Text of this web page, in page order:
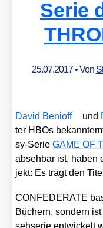
Serie
25.07.2017• Von
David Benioff und
ter HBOs
sy-SerieGAME OF
abseh­bar ist, haben
jekt: Es trägt den
CONFEDERATE
Büchern, son­dern
seh­se­rie ent­wi­ckelt